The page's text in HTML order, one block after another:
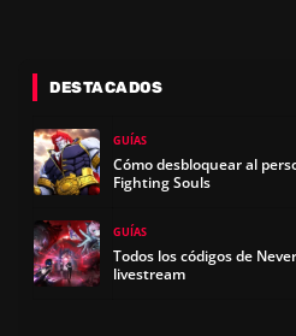
DESTACADOS
GUÍAS
Cómo desbloquear al
Fighting Souls
GUÍAS
Todos los códigos de
livestream